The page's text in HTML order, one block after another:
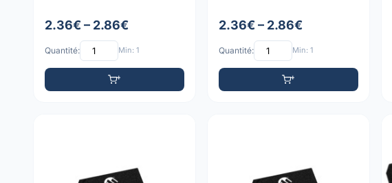
2.36€ – 2.86€
Quantité: Min: 1
2.36€ – 2.86€
Quantité: Min: 1